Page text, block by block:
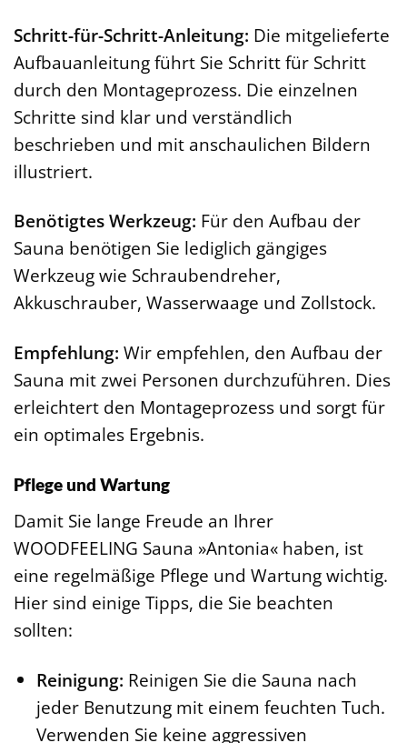
Schritt-für-Schritt-Anleitung: Die mitgelieferte
Aufbauanleitung führt Sie Schritt für Schritt
durch den Montageprozess. Die einzelnen
Schritte sind klar und verständlich
beschrieben und mit anschaulichen Bildern
illustriert.
Benötigtes Werkzeug: Für den Aufbau der
Sauna benötigen Sie lediglich gängiges
Werkzeug wie Schraubendreher,
Akkuschrauber, Wasserwaage und Zollstock.
Empfehlung: Wir empfehlen, den Aufbau der
Sauna mit zwei Personen durchzuführen. Dies
erleichtert den Montageprozess und sorgt für
ein optimales Ergebnis.
Pflege und Wartung
Damit Sie lange Freude an Ihrer
WOODFEELING Sauna »Antonia« haben, ist
eine regelmäßige Pflege und Wartung wichtig.
Hier sind einige Tipps, die Sie beachten
sollten:
Reinigung: Reinigen Sie die Sauna nach
jeder Benutzung mit einem feuchten Tuch.
Verwenden Sie keine aggressiven